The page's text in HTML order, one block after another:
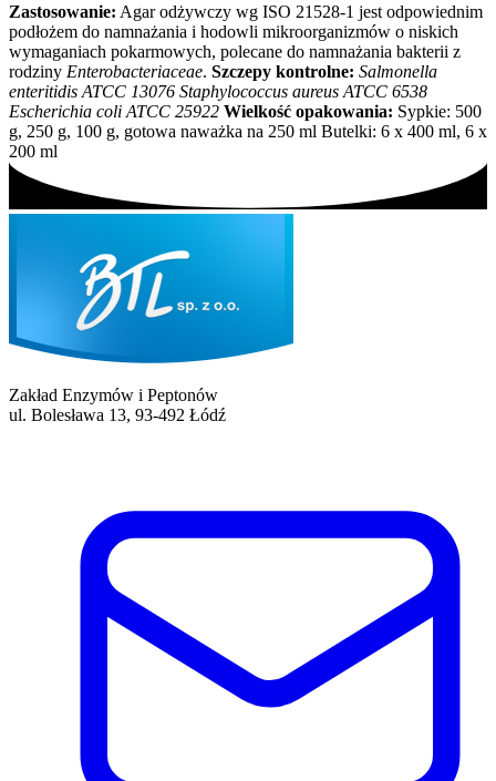
Zastosowanie: Agar odżywczy wg ISO 21528-1 jest odpowiednim
podłożem do namnażania i hodowli mikroorganizmów o niskich
wymaganiach pokarmowych, polecane do namnażania bakterii z
rodziny Enterobacteriaceae. Szczepy kontrolne: Salmonella
enteritidis ATCC 13076 Staphylococcus aureus ATCC 6538
Escherichia coli ATCC 25922 Wielkość opakowania: Sypkie: 500
g, 250 g, 100 g, gotowa naważka na 250 ml Butelki: 6 x 400 ml, 6 x
200 ml
Zakład Enzymów i Peptonów
ul. Bolesława 13, 93-492 Łódź